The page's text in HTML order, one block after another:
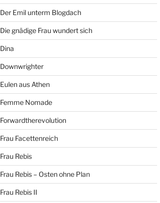
Der Emil unterm Blogdach
Die gnädige Frau wundert sich
Dina
Downwrighter
Eulen aus Athen
Femme Nomade
Forwardtherevolution
Frau Facettenreich
Frau Rebis
Frau Rebis – Osten ohne Plan
Frau Rebis II